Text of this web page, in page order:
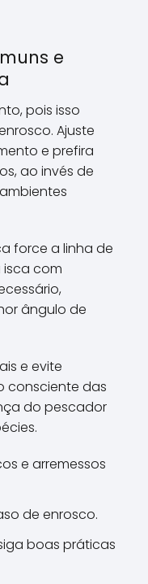
e
pois isso
Ajuste
e prefira
ao invés de
force a linha de
isca com
ângulo de
e evite
consciente das
do pescador
e arremessos
de enrosco.
boas práticas